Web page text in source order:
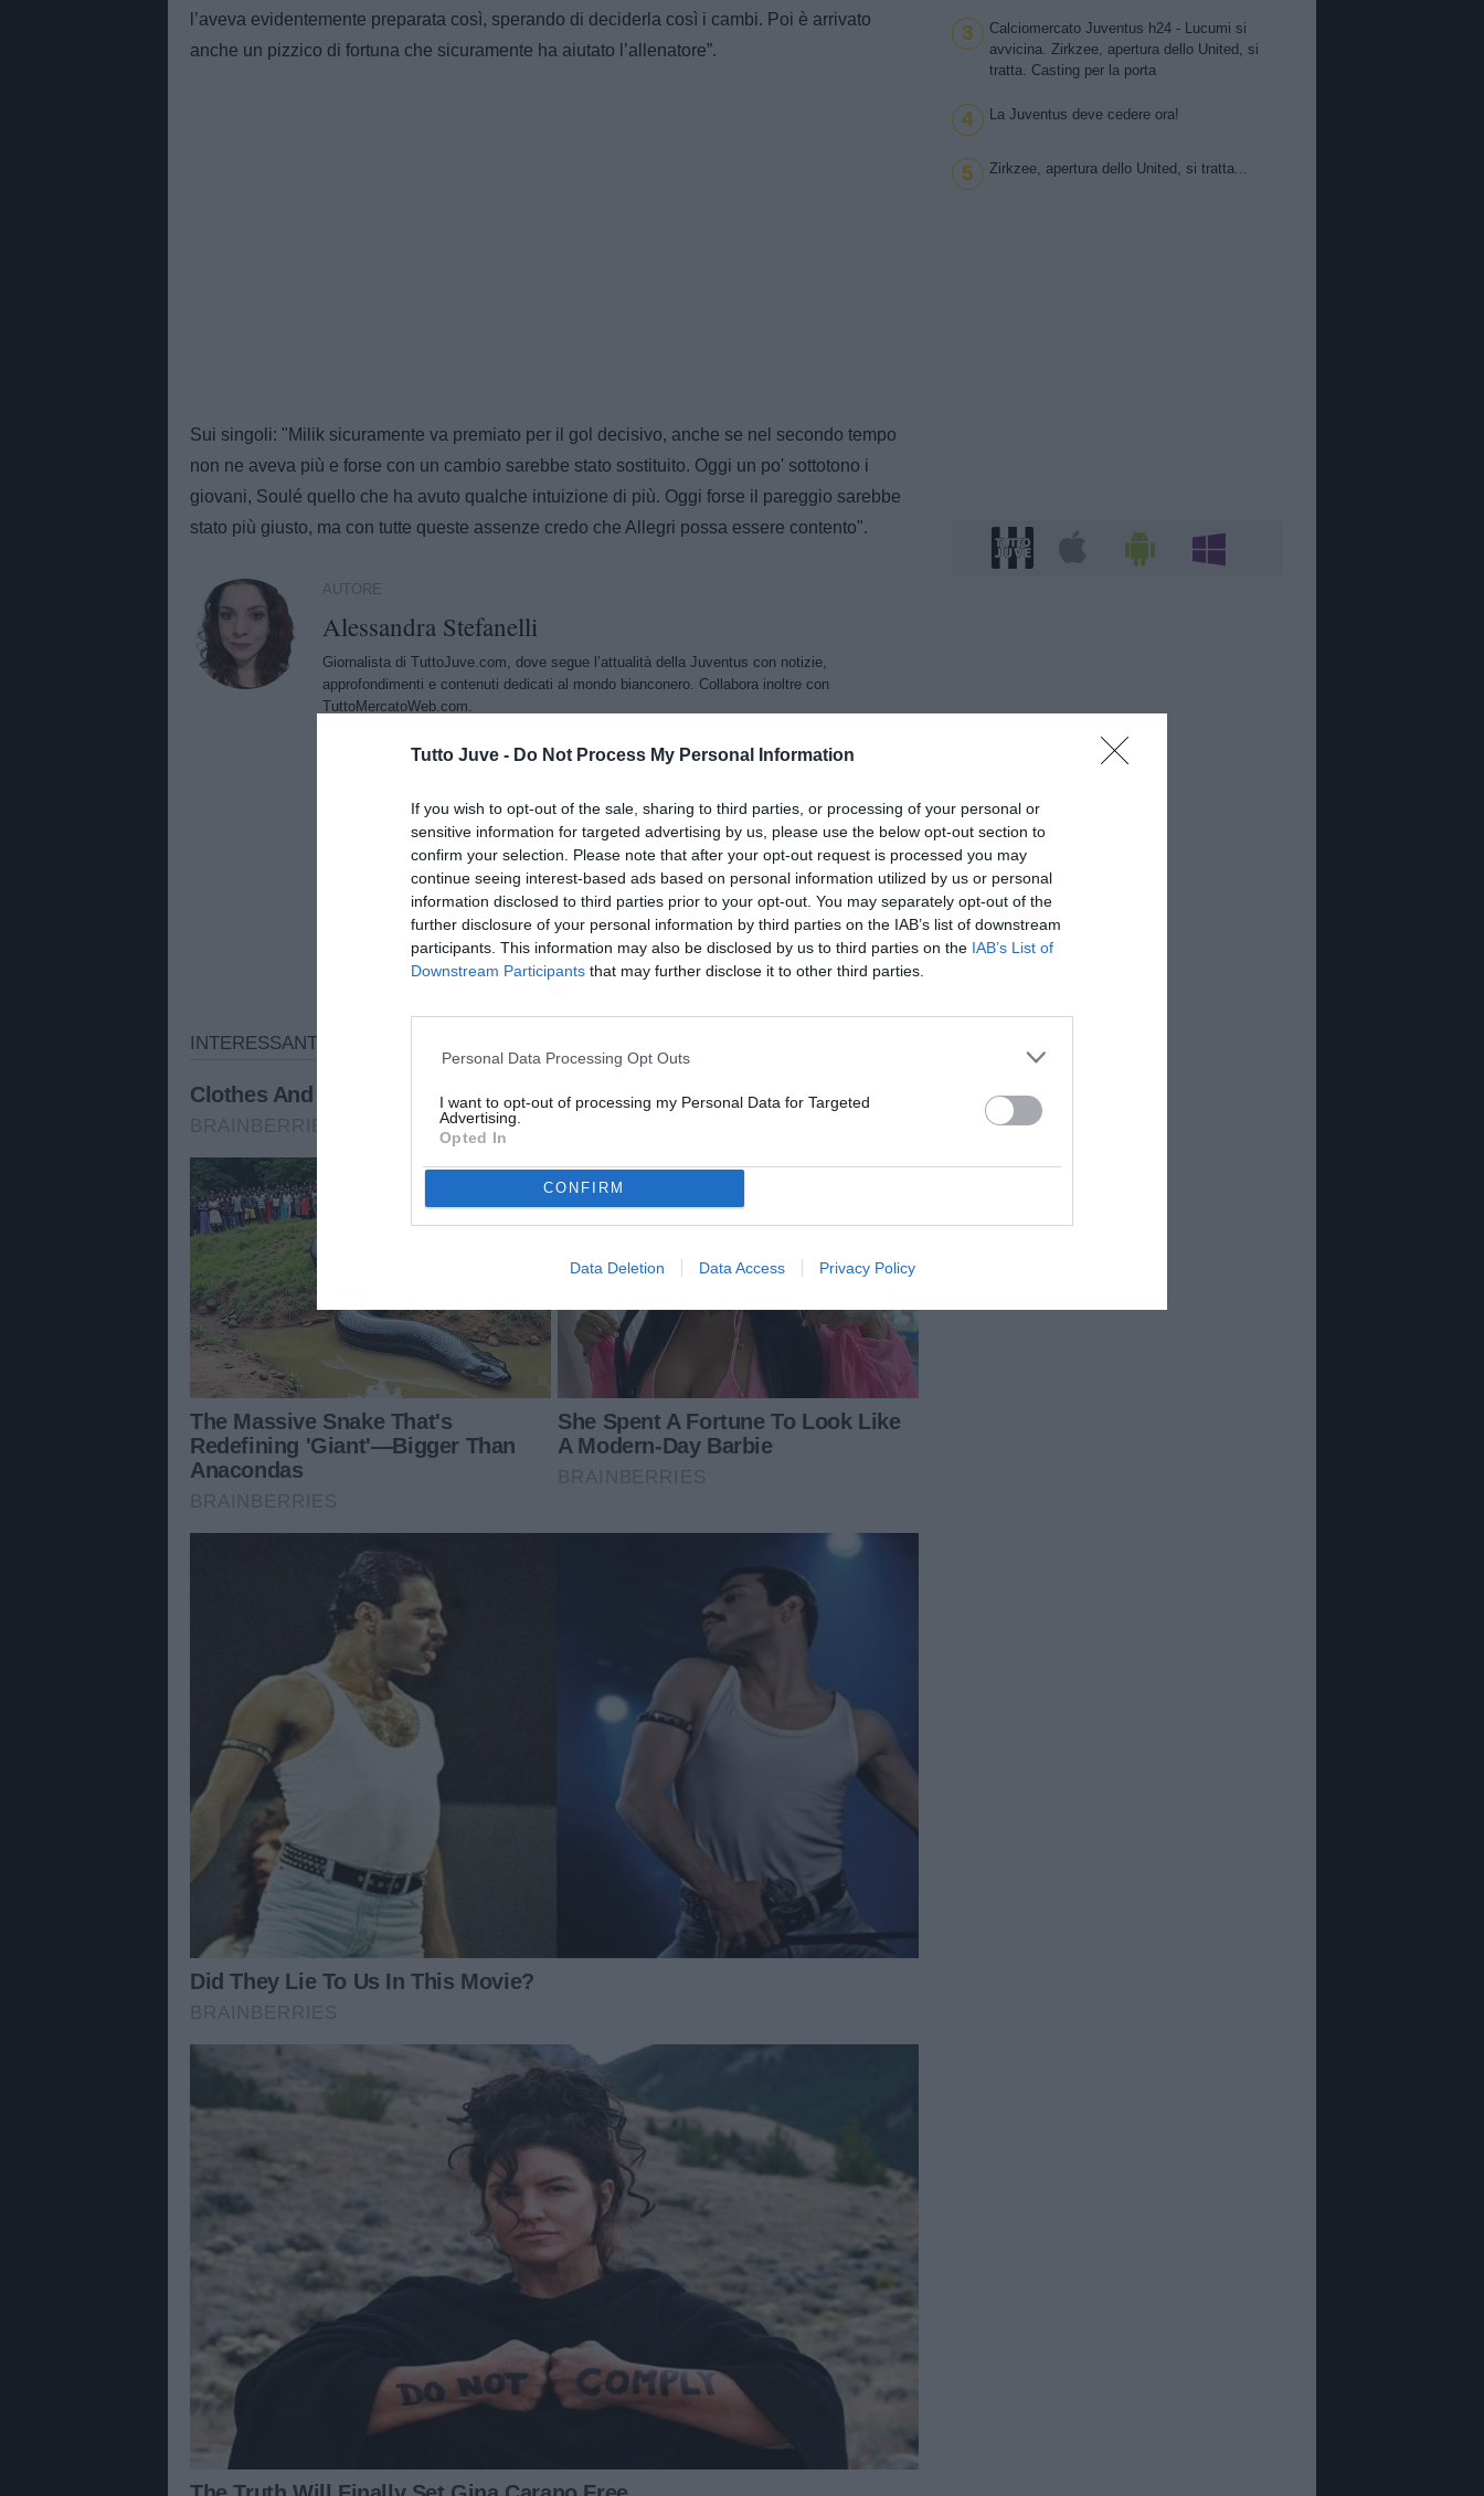
Tutto Juve - Do Not Process My Personal Information
If you wish to opt-out of the sale, sharing to third parties, or processing of your personal or
sensitive information for targeted advertising by us, please use the below opt-out section to
confirm your selection. Please note that after your opt-out request is processed you may
continue seeing interest-based ads based on personal information utilized by us or personal
information disclosed to third parties prior to your opt-out. You may separately opt-out of the
further disclosure of your personal information by third parties on the IAB’s list of downstream
participants. This information may also be disclosed by us to third parties on the IAB’s List of
Downstream Participants that may further disclose it to other third parties.
Personal Data Processing Opt Outs
I want to opt-out of processing my Personal Data for Targeted
Advertising.
Opted In
CONFIRM
Data Deletion Data Access Privacy Policy
l’aveva evidentemente preparata così, sperando di deciderla così i cambi. Poi è arrivato
anche un pizzico di fortuna che sicuramente ha aiutato l’allenatore”.
Sui singoli: "Milik sicuramente va premiato per il gol decisivo, anche se nel secondo tempo
non ne aveva più e forse con un cambio sarebbe stato sostituito. Oggi un po' sottotono i
giovani, Soulé quello che ha avuto qualche intuizione di più. Oggi forse il pareggio sarebbe
stato più giusto, ma con tutte queste assenze credo che Allegri possa essere contento".
AUTORE
Alessandra Stefanelli
Giornalista di TuttoJuve.com, dove segue l’attualità della Juventus con notizie,
approfondimenti e contenuti dedicati al mondo bianconero. Collabora inoltre con
TuttoMercatoWeb.com.
3
Calciomercato Juventus h24 - Lucumi si
avvicina. Zirkzee, apertura dello United, si
tratta. Casting per la porta
4 La Juventus deve cedere ora!
5 Zirkzee, apertura dello United, si tratta...